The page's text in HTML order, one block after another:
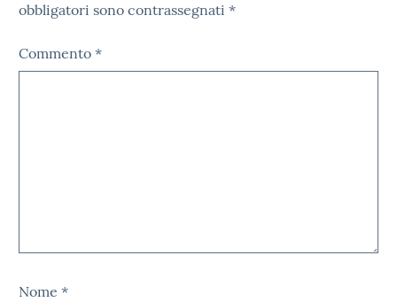
obbligatori sono contrassegnati *
Commento *
Nome *